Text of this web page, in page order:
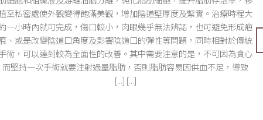
至私密處使外觀變得飽滿美觀，增加陰道壁厚度及緊實。治療時程大
一小時內就可完成，傷口較小，肉眼幾乎無法辨認，也可避免形成疤
、或是改變陰道口角度及影響陰道口的彈性等問題，同時相對於傳統
術，可以達到較為全面性的改善。其中需要注意的是，不可因為貪心
而堅持一次手術就要注射過量脂肪，否則脂肪容易因供血不足，導致
[...] [...]